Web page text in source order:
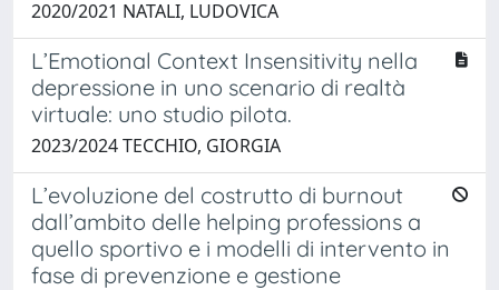
2020/2021 NATALI, LUDOVICA
L’Emotional Context Insensitivity nella
depressione in uno scenario di realtà
virtuale: uno studio pilota.
2023/2024 TECCHIO, GIORGIA
L’evoluzione del costrutto di burnout
dall’ambito delle helping professions a
quello sportivo e i modelli di intervento in
fase di prevenzione e gestione